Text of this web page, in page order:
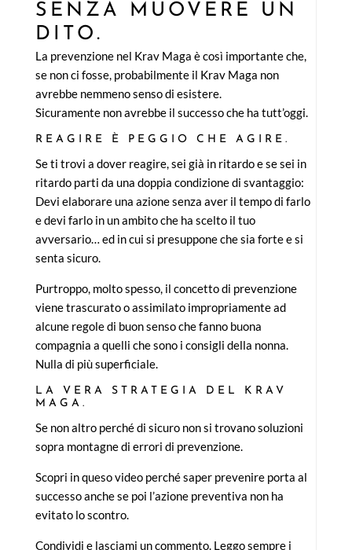
SENZA MUOVERE UN
DITO.
La prevenzione nel Krav Maga è così importante che,
se non ci fosse, probabilmente il Krav Maga non
avrebbe nemmeno senso di esistere.
Sicuramente non avrebbe il successo che ha tutt’oggi.
REAGIRE È PEGGIO CHE AGIRE.
Se ti trovi a dover reagire, sei già in ritardo e se sei in
ritardo parti da una doppia condizione di svantaggio:
Devi elaborare una azione senza aver il tempo di farlo
e devi farlo in un ambito che ha scelto il tuo
avversario… ed in cui si presuppone che sia forte e si
senta sicuro.
Purtroppo, molto spesso, il concetto di prevenzione
viene trascurato o assimilato impropriamente ad
alcune regole di buon senso che fanno buona
compagnia a quelli che sono i consigli della nonna.
Nulla di più superficiale.
LA VERA STRATEGIA DEL KRAV
MAGA.
Se non altro perché di sicuro non si trovano soluzioni
sopra montagne di errori di prevenzione.
Scopri in queso video perché saper prevenire porta al
successo anche se poi l’azione preventiva non ha
evitato lo scontro.
Condividi e lasciami un commento. Leggo sempre i